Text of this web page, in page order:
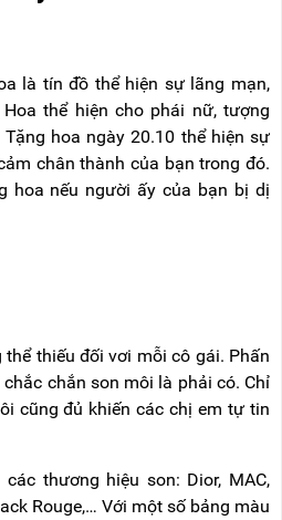
là tín đồ thể hiện sự lãng mạn,
thể hiện cho phái nữ, tượng
hoa ngày 20.10 thể hiện sự
chân thành của bạn trong đó.
hoa nếu người ấy của bạn bị dị
thiếu đối vơi mỗi cô gái. Phấn
chắn son môi là phải có. Chỉ
cũng đủ khiến các chị em tự tin
thương hiệu son: Dior, MAC,
Rouge,… Với một số bảng màu